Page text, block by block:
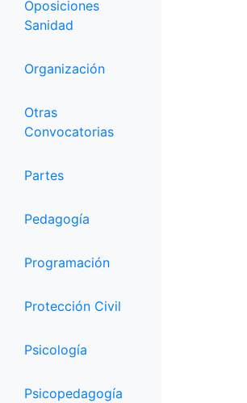
Oposiciones
Sanidad
Organización
Otras
Convocatorias
Partes
Pedagogía
Programación
Protección Civil
Psicología
Psicopedagogía